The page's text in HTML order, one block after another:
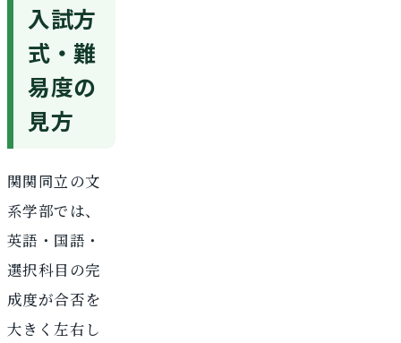
入試方
式・難
易度の
見方
関関同立の文
系学部では、
英語・国語・
選択科目の完
成度が合否を
大きく左右し